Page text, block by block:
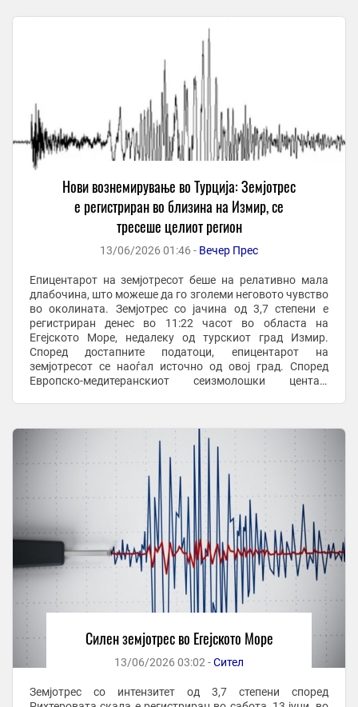
Нови вознемирување во Турција: Земјотрес
е регистриран во близина на Измир, се
тресеше целиот регион
13/06/2026 01:46 - Вечер Прес
Епицентарот на земјотресот беше на релативно мала
длабочина, што можеше да го зголеми неговото чувство
во околината. Земјотрес со јачина од 3,7 степени е
регистриран денес во 11:22 часот во областа на
Егејското Море, недалеку од турскиот град Измир.
Според достапните податоци, епицентарот на
земјотресот се наоѓал источно од овој град. Според
Европско-медитеранскиот сеизмолошки центар,
Силен земјотрес во Егејското Море
13/06/2026 03:02 -Сител
Земјотрес со интензитет од 3,7 степени според